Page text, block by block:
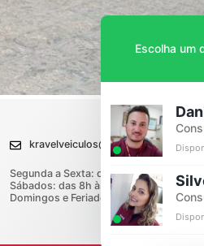
kravelveiculos@kravel.com.br
Segunda a Sexta: das 8h00 às 18h00
Sábados: das 8h às 12h00
Domingos e Feriados: Fechado
Escolha um